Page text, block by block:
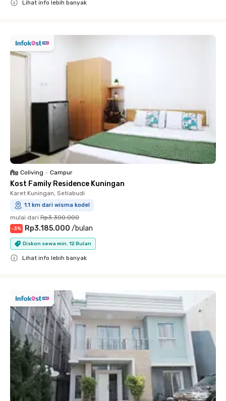
Lihat info lebih banyak
Coliving • Campur
Kost Family Residence Kuningan
Karet Kuningan, Setiabudi
1.1 km dari wisma kodel
mulai dari Rp3.300.000
-3% Rp3.185.000 /bulan
Diskon sewa min. 12 Bulan
Lihat info lebih banyak